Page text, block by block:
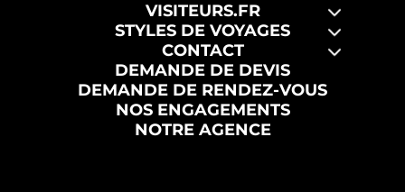
VISITEURS.FR
STYLES DE VOYAGES
CONTACT
DEMANDE DE DEVIS
DEMANDE DE RENDEZ-VOUS
NOS ENGAGEMENTS
NOTRE AGENCE